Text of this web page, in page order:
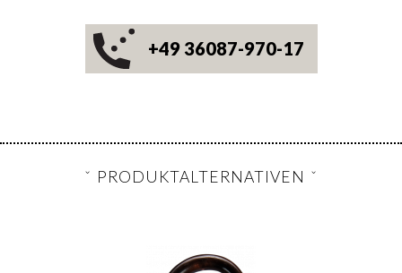
+49 36087-970-17
PRODUKTALTERNATIVEN